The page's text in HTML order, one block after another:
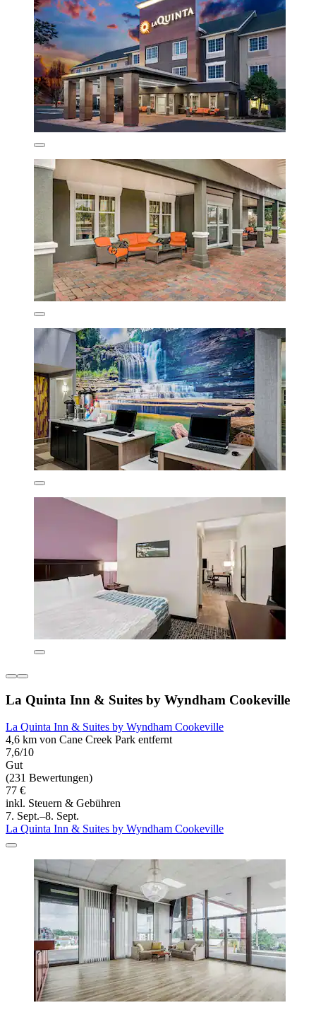
La Quinta Inn & Suites by Wyndham Cookeville
La Quinta Inn & Suites by Wyndham Cookeville
4,6 km von Cane Creek Park entfernt
7,6/10
Gut
(231 Bewertungen)
77 €
inkl. Steuern & Gebühren
7. Sept.–8. Sept.
La Quinta Inn & Suites by Wyndham Cookeville